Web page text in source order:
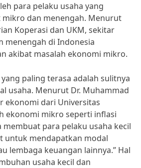
para pelaku usaha yang
dan menengah. Menurut
Koperasi dan UKM, sekitar
menengah di Indonesia
akibat masalah ekonomi mikro.
paling terasa adalah sulitnya
usaha. Menurut Dr. Muhammad
ekonomi dari Universitas
ekonomi mikro seperti inflasi
para pelaku usaha kecil
untuk mendapatkan modal
lembaga keuangan lainnya.” Hal
usaha kecil dan